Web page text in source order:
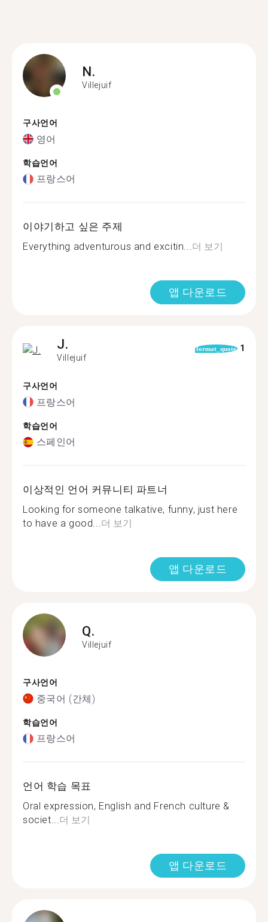
N.
Villejuif
구사언어
영어
학습언어
프랑스어
이야기하고 싶은 주제
Everything adventurous and excitin...더 보기
앱 다운로드
J.
Villejuif
format_quote 1
구사언어
프랑스어
학습언어
스페인어
이상적인 언어 커뮤니티 파트너
Looking for someone talkative, funny, just here
to have a good...더 보기
앱 다운로드
Q.
Villejuif
구사언어
중국어 (간체)
학습언어
프랑스어
언어 학습 목표
Oral expression, English and French culture &
societ...더 보기
앱 다운로드